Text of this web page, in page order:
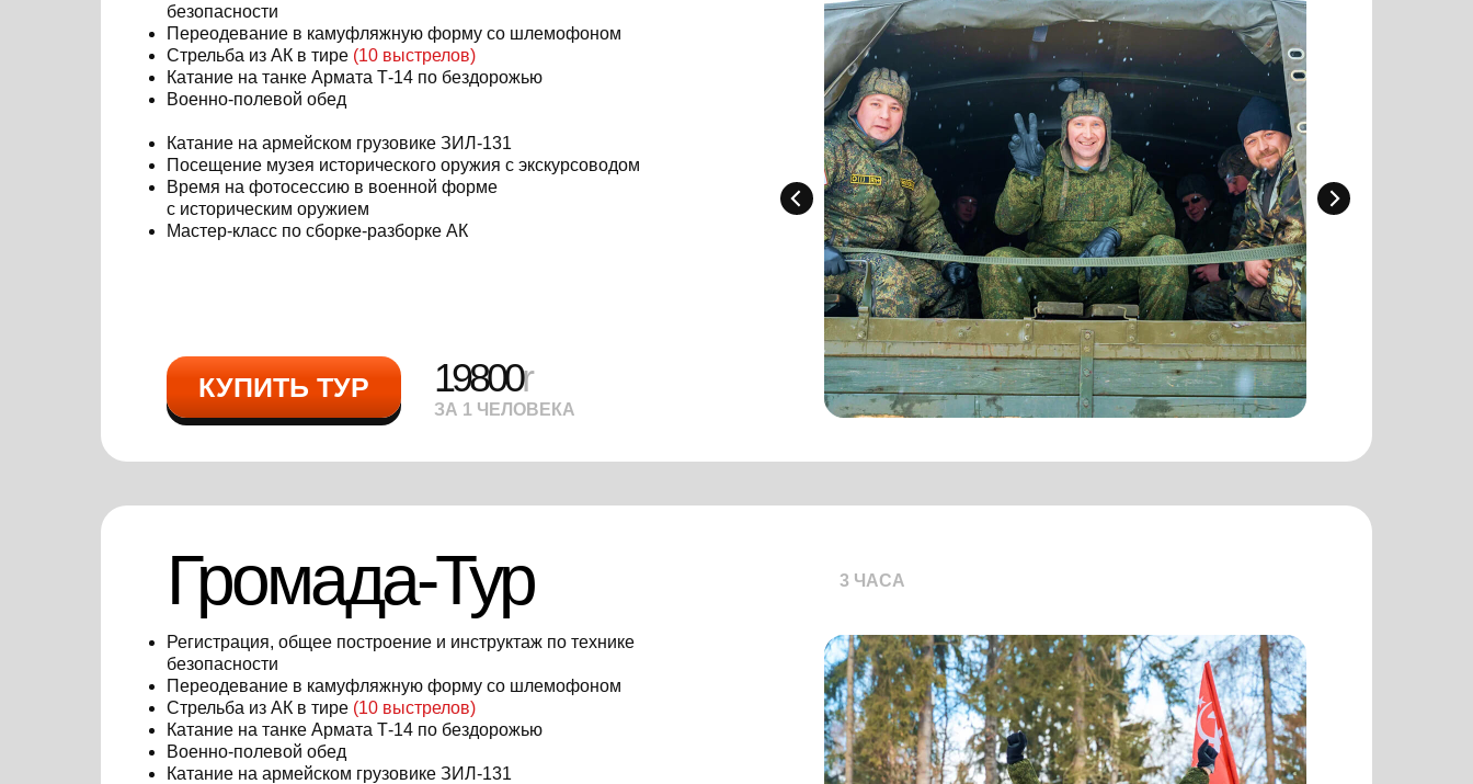
безопасности
Переодевание в камуфляжную форму со шлемофоном
Стрельба из АК в тире (10 выстрелов)
Катание на танке Армата Т-14 по бездорожью
Военно-полевой обед
Катание на армейском грузовике ЗИЛ-131
Посещение музея исторического оружия с экскурсоводом
Время на фотосессию в военной форме
с историческим оружием
Мастер-класс по сборке-разборке АК
19800r
ЗА 1 ЧЕЛОВЕКА
КУПИТЬ ТУР
Громада-Тур 3 ЧАСА
Регистрация, общее построение и инструктаж по технике
безопасности
Переодевание в камуфляжную форму со шлемофоном
Стрельба из АК в тире (10 выстрелов)
Катание на танке Армата Т-14 по бездорожью
Военно-полевой обед
Катание на армейском грузовике ЗИЛ-131